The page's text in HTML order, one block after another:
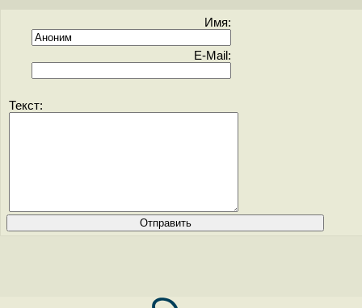
Имя:
E-Mail:
Текст: